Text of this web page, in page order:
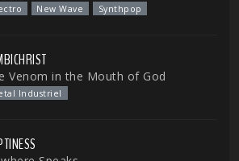
New Wave Synthpop
Venom in the Mouth of God
Industriel